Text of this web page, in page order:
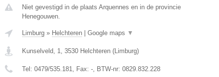
Niet gevestigd in de plaats Arquennes en in de provincie
Henegouwen.
Limburg » Helchteren Google maps ▼
Kunselveld, 1 3530 Helchteren ( Limburg)
Tel: 0479/535.181 , Fax: - , BTW-nr: 0829.832.228